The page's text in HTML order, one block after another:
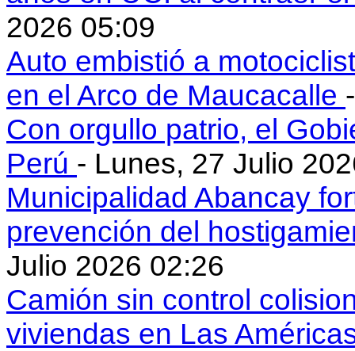
2026 05:09
Auto embistió a
en el Arco de Maucacalle
Con orgullo patrio, el
Perú - Lunes, 27 Julio
Municipalidad Abancay
prevención del
Julio 2026 02:26
Camión sin control
viviendas en Las